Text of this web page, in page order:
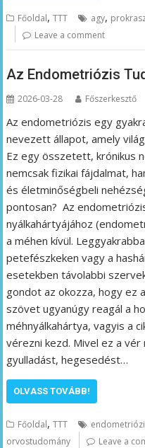
Főoldal,TTT agy,
Leave a comment
Az Endometriózis
2026-03-28 Főszerkesztő
Az endometriózis egy
nevezett állapot, amely
Ez egy összetett, krónikus
nemcsak fizikai fájdalmat,
és életminőségbeli
pontosan? Az
nyálkahártyájához
a méhen kívül.
petefészkeken vagy a
esetekben távolabbi
gondot az okozza, hogy ez
szövet ugyanúgy reagál a
méhnyálkahártya, vagyis a
vérezni kezd. Mivel ez a
gyulladást, hegesedést…
OLVASS TOVÁBB!
Főoldal,TTT
orvostudomány Leave a